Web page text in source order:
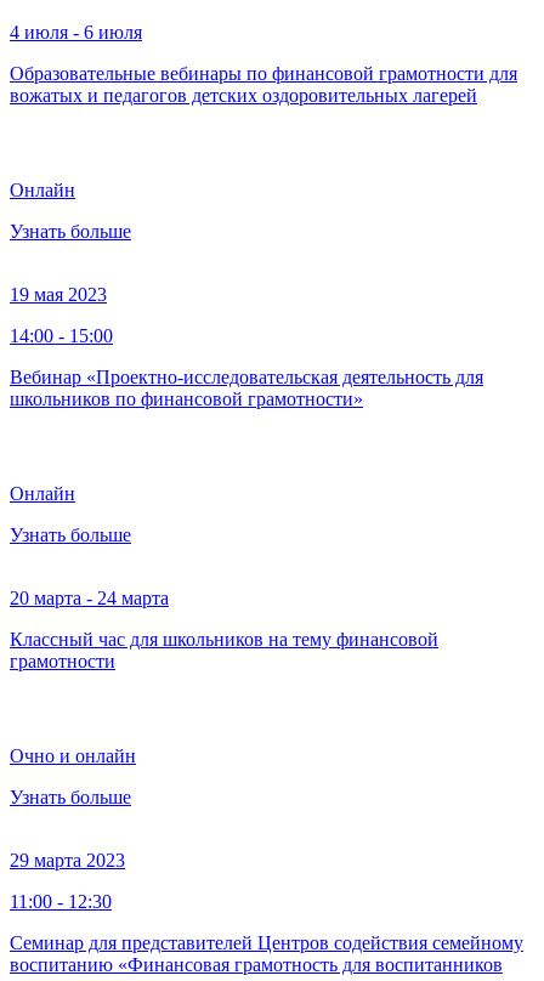
4 июля - 6 июля
Образовательные вебинары по финансовой грамотности для
вожатых и педагогов детских оздоровительных лагерей
Онлайн
Узнать больше
19 мая 2023
14:00 - 15:00
Вебинар «Проектно-исследовательская деятельность для
школьников по финансовой грамотности»
Онлайн
Узнать больше
20 марта - 24 марта
Классный час для школьников на тему финансовой
грамотности
Очно и онлайн
Узнать больше
29 марта 2023
11:00 - 12:30
Семинар для представителей Центров содействия семейному
воспитанию «Финансовая грамотность для воспитанников